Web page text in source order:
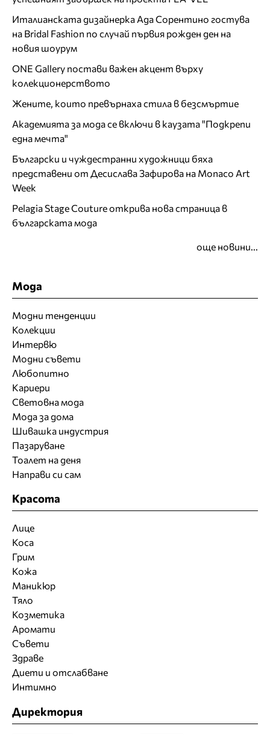
Италианската дизайнерка Ада Сорентино гостува
на Bridal Fashion по случай първия рожден ден на
новия шоурум
ONE Gallery постави важен акцент върху
колекционерството
Жените, които превърнаха стила в безсмъртие
Академията за мода се включи в каузата "Подкрепи
една мечта"
Български и чуждестранни художници бяха
представени от Десислава Зафирова на Monaco Art
Week
Pelagia Stage Couture открива нова страница в
българската мода
още новини...
Мода
Модни тенденции
Колекции
Интервю
Модни съвети
Любопитно
Кариери
Световна мода
Мода за дома
Шивашка индустрия
Пазаруване
Тоалет на деня
Направи си сам
Красота
Лице
Коса
Грим
Кожа
Маникюр
Тяло
Козметика
Аромати
Съвети
Здраве
Диети и отслабване
Интимно
Директория